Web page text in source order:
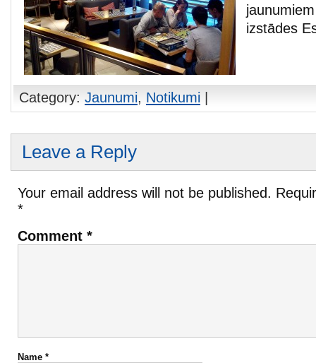
izstādes
Category: Jaunumi, Notikumi
Leave a Reply
Your email address will not be published.
*
Comment *
Name *